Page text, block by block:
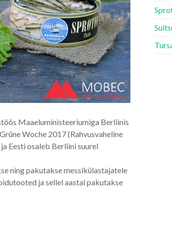
Maaeluministeeriumiga Berliinis
Woche 2017 (Rahvusvaheline
Eesti osaleb Berliini suurel
ning pakutakse messikülastajatele
ja sellel aastal pakutakse